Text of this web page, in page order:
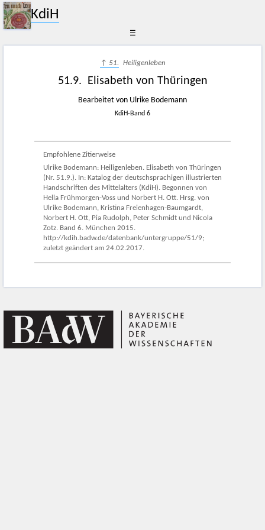
KdiH
☰
↑ 51. Heiligenleben
51.9. Elisabeth von Thüringen
Bearbeitet von Ulrike Bodemann
KdiH-Band 6
Empfohlene Zitierweise
Ulrike Bodemann: Heiligenleben. Elisabeth von Thüringen
(Nr. 51.9.). In: Katalog der deutschsprachigen illustrierten
Handschriften des Mittelalters (KdiH). Begonnen von
Hella Frühmorgen-Voss und Norbert H. Ott. Hrsg. von
Ulrike Bodemann, Kristina Freienhagen-Baumgardt,
Norbert H. Ott, Pia Rudolph, Peter Schmidt und Nicola
Zotz. Band 6. München 2015.
http://kdih.badw.de/datenbank/untergruppe/51/9;
zuletzt geändert am 24.02.2017.